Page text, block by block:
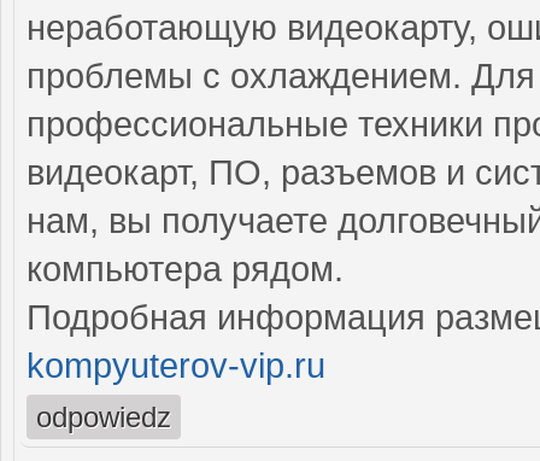
неработающую видеокарту,
проблемы с охлаждением. Для
профессиональные техники
видеокарт, ПО, разъемов и
нам, вы получаете
компьютера рядом.
Подробная информация
kompyuterov-vip.ru
odpowiedz